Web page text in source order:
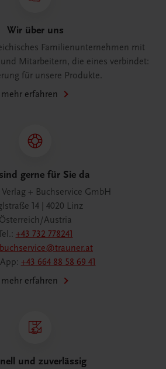
Wir über uns
Familienunternehmen mit
Mitarbeitern, die eines verbindet:
für unsere Produkte.
mehr erfahren
gerne für Sie da
+ Buchservice GmbH
14 | 4020 Linz
Österreich/Austria
+43 732 778241
buchservice@trauner.at
+43 664 88 58 69 41
mehr erfahren
und zuverlässig